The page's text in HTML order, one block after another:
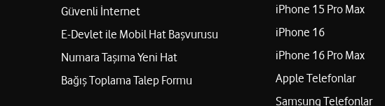
Güvenli İnternet
E-Devlet ile Mobil Hat Başvurusu
Numara Taşıma Yeni Hat
Bağış Toplama Talep Formu
iPhone 15 Pro Max
iPhone 16
iPhone 16 Pro Max
Apple Telefonlar
Samsung Telefonlar